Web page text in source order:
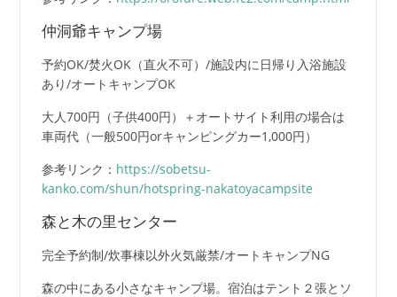
仲洞爺キャンプ場
予約OK/焚火OK（直火不可）/施設内に日帰り入浴施設
あり/オートキャンプOK
大人700円（子供400円）＋オートサイト利用の場合は
車両代（一般500円orキャンピングカー1,000円）
参考リンク： https://sobetsu-
kanko.com/shun/hotspring-nakatoyacampsite
森と木の里センター
完全予約制/炊事棟以外火気厳禁/オートキャンプNG
森の中にある小さなキャンプ場。宿泊はテント２張とソ